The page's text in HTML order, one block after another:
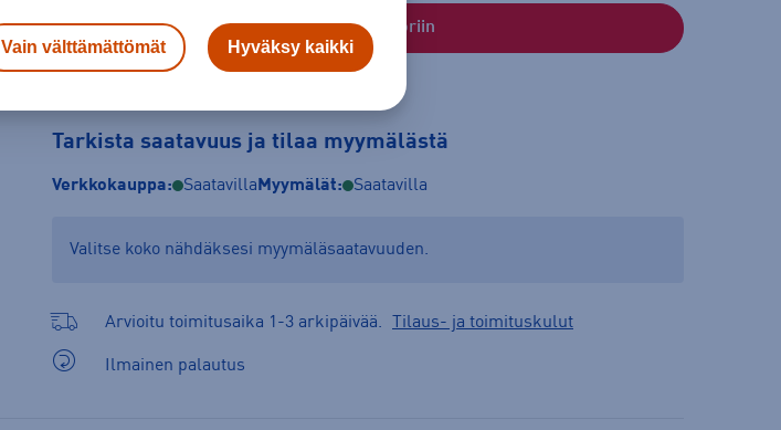
Lisää ostoskoriin
Tarkista saatavuus ja tilaa myymälästä
Verkkokauppa: Saatavilla Myymälät: Saatavilla
Valitse koko nähdäksesi myymäläsaatavuuden.
Arvioitu toimitusaika 1-3 arkipäivää. Tilaus- ja toimituskulut
Ilmainen palautus
Vain välttämättömät Hyväksy kaikki